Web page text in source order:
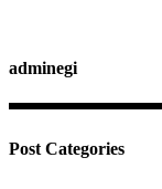
adminegi
Post Categories